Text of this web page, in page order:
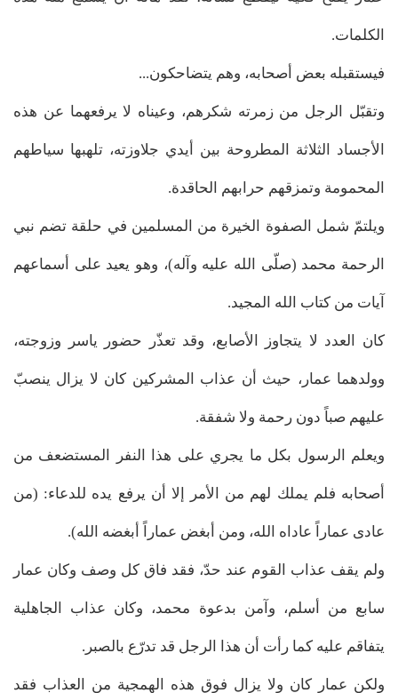
الكلمات.
فيستقبله بعض أصحابه، وهم يتضاحكون...
وتقبّل الرجل من زمرته شكرهم، وعيناه لا يرفعهما عن هذه
الأجساد الثلاثة المطروحة بين أيدي جلاوزته، تلهبها سياطهم
المحمومة وتمزقهم حرابهم الحاقدة.
ويلتمّ شمل الصفوة الخيرة من المسلمين في حلقة تضم نبي
الرحمة محمد (صلّى الله عليه وآله)، وهو يعيد على أسماعهم
آيات من كتاب الله المجيد.
كان العدد لا يتجاوز الأصابع، وقد تعذّر حضور ياسر وزوجته،
وولدهما عمار، حيث أن عذاب المشركين كان لا يزال ينصبّ
عليهم صباً دون رحمة ولا شفقة.
ويعلم الرسول بكل ما يجري على هذا النفر المستضعف من
أصحابه فلم يملك لهم من الأمر إلا أن يرفع يده للدعاء: (من
عادى عماراً عاداه الله، ومن أبغض عماراً أبغضه الله).
ولم يقف عذاب القوم عند حدّ، فقد فاق كل وصف وكان عمار
سابع من أسلم، وآمن بدعوة محمد، وكان عذاب الجاهلية
يتفاقم عليه كما رأت أن هذا الرجل قد تدرّع بالصبر.
ولكن عمار كان ولا يزال فوق هذه الهمجية من العذاب فقد